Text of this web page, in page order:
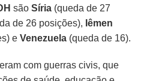
sãoSíria (queda de 27
de 26 posições), Iêmen
eVenezuela (queda de 16).
com guerras civis, que